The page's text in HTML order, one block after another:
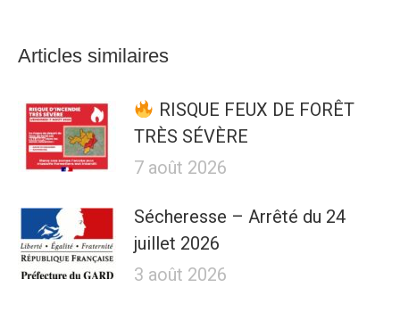
Articles similaires
RISQUE FEUX DE FORÊT
TRÈS SÉVÈRE
7 août 2026
Sécheresse – Arrêté du 24
juillet 2026
3 août 2026